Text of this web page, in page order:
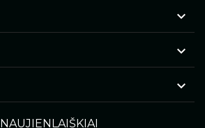



NAUJIENLAIŠKIAI